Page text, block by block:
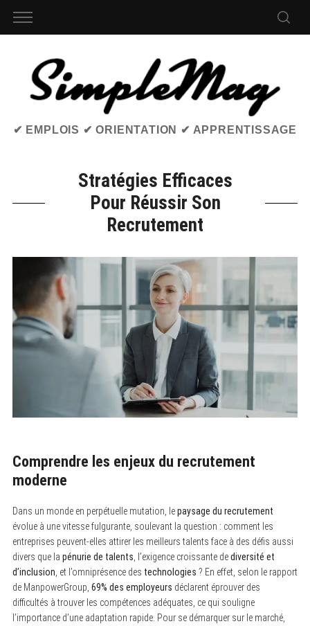
✔ EMPLOIS ✔ ORIENTATION ✔ APPRENTISSAGE
Stratégies Efficaces
Pour Réussir Son
Recrutement
Comprendre les enjeux du recrutement
moderne
Dans un monde en perpétuelle mutation, lepaysage du recrutement
évolue à une vitesse fulgurante, soulevant la question : comment les
entreprises peuvent-elles attirer les meilleurs talents face à des défis aussi
divers que la pénurie de talents , l’exigence croissante dediversité et
d’inclusion , et l’omniprésence des technologies ? En effet, selon le rapport
de ManpowerGroup, 69% des employeurs déclarent éprouver des
difficultés à trouver les compétences adéquates, ce qui souligne
l’importance d’une adaptation rapide. Pour se démarquer sur le marché,